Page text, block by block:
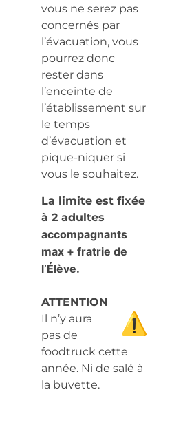
vous ne serez pas
concernés par
l’évacuation, vous
pourrez donc
rester dans
l’enceinte de
l’établissement sur
le temps
d’évacuation et
pique-niquer si
vous le souhaitez.
La limite est fixée
à 2 adultes
accompagnants
max + fratrie de
l’Élève.
ATTENTION
Il n’y aura
pas de
foodtruck cette
année. Ni de salé à
la buvette.